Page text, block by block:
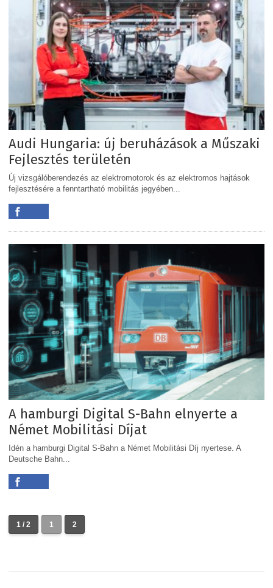
Audi Hungaria: új beruházások a Műszaki
Fejlesztés területén
Új vizsgálóberendezés az elektromotorok és az elektromos hajtások
fejlesztésére a fenntartható mobilitás jegyében...
A hamburgi Digital S-Bahn elnyerte a
Német Mobilitási Díjat
Idén a hamburgi Digital S-Bahn a Német Mobilitási Díj nyertese. A
Deutsche Bahn...
1 / 2 1 2